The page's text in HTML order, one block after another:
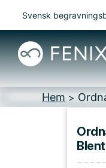
Svensk
Hem >